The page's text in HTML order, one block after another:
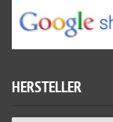
HERSTELLER